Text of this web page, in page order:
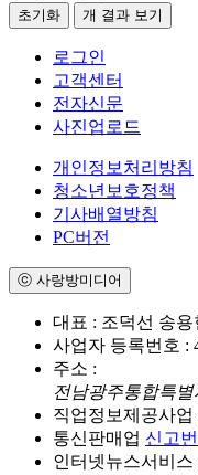
초기화 개 결과 보기
로그인
고객센터
전자신문
사진업로드
개인정보처리방침
청소년보호정책
기사배열방침
PC버전
ⓒ 사랑방미디어
대표 : 조덕선 송용
사업자 등록번호 :
주소 :
전남광주통합특
직업정보제공사업
통신판매업 신고
인터넷뉴스서비스